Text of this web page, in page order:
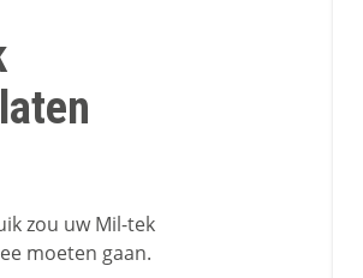
zou uw Mil-tek
moeten gaan.